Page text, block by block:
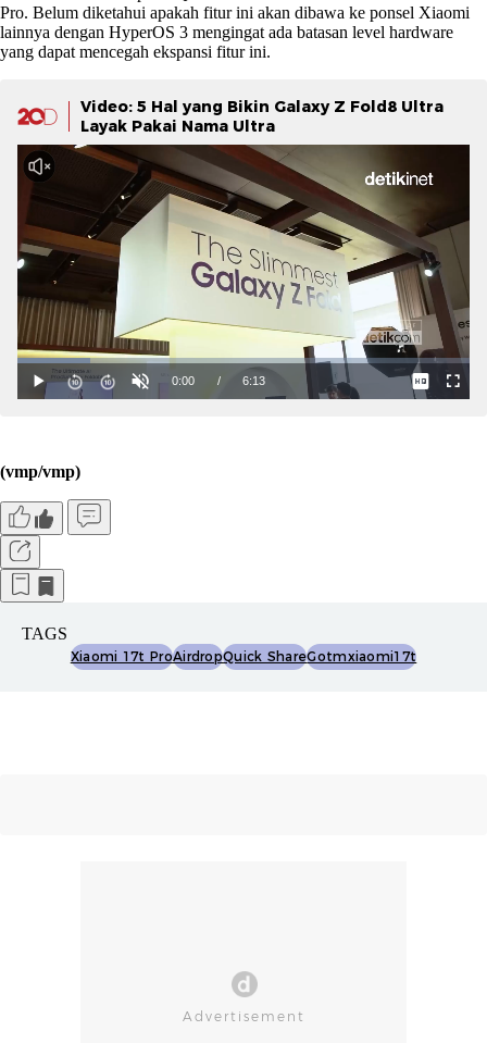
Pro. Belum diketahui apakah fitur ini akan dibawa ke ponsel Xiaomi
lainnya dengan HyperOS 3 mengingat ada batasan level hardware
yang dapat mencegah ekspansi fitur ini.
Video: 5 Hal yang Bikin Galaxy Z Fold8 Ultra
Layak Pakai Nama Ultra
(vmp/vmp)
TAGS
Xiaomi 17t ProAirdropQuick ShareGotmxiaomi17t